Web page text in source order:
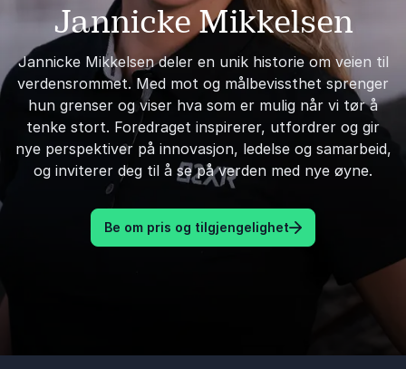
Jannicke Mikkelsen
Jannicke Mikkelsen deler en unik historie om veien til
verdensrommet. Med mot og målbevissthet sprenger
hun grenser og viser hva som er mulig når vi tør å
tenke stort. Foredraget inspirerer, utfordrer og gir
nye perspektiver på innovasjon, ledelse og samarbeid,
og inviterer deg til å se på verden med nye øyne.
Be om pris og tilgjengelighet